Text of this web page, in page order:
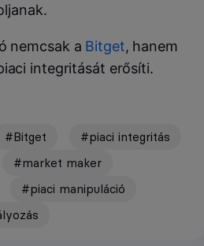
nemcsak a Bitget, hanem
integritását erősíti.
#Bitget
#piaci integritás
#market maker
#piaci manipuláció